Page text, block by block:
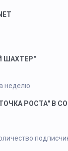
ШАХТЕР"
неделю
ТОЧКА РОСТА" В